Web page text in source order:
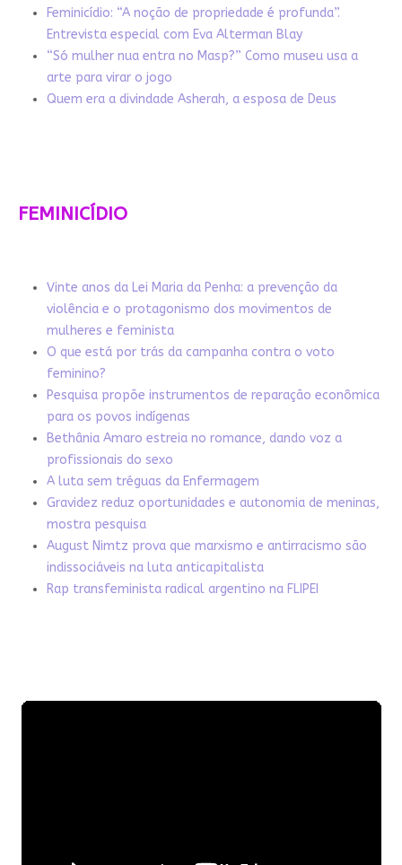
Feminicídio: “A noção de propriedade é profunda”.
Entrevista especial com Eva Alterman Blay
“Só mulher nua entra no Masp?” Como museu usa a
arte para virar o jogo
Quem era a divindade Asherah, a esposa de Deus
FEMINICÍDIO
Vinte anos da Lei Maria da Penha: a prevenção da
violência e o protagonismo dos movimentos de
mulheres e feminista
O que está por trás da campanha contra o voto
feminino?
Pesquisa propõe instrumentos de reparação econômica
para os povos indígenas
Bethânia Amaro estreia no romance, dando voz a
profissionais do sexo
A luta sem tréguas da Enfermagem
Gravidez reduz oportunidades e autonomia de meninas,
mostra pesquisa
August Nimtz prova que marxismo e antirracismo são
indissociáveis na luta anticapitalista
Rap transfeminista radical argentino na FLIPEI